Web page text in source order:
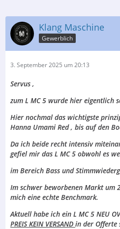
Klang Maschine
Gewerblich
3. September 2025 um 20:13
Servus ,
zum L MC 5 wurde hier eigentlich
Hier nochmal das wichtigste
Hanna Umami Red , bis auf den
Da ich beide recht intensiv
gefiel mir das L MC 5 obwohl es
im Bereich Bass und
Im schwer beworbenen Markt um
mich eine echte Benchmark.
Aktuell habe ich ein L MC 5 NEU
PREIS KEIN VERSAND in der Offerte